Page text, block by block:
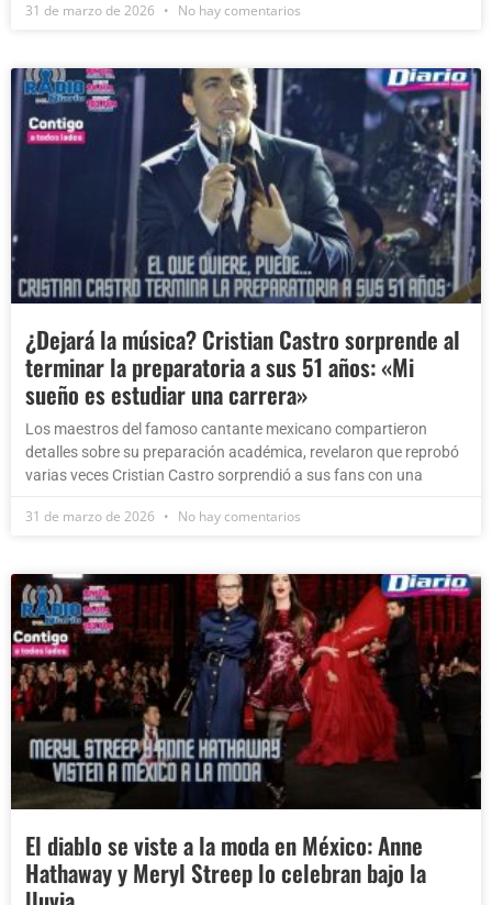
31 de marzo de 2026 No hay comentarios
¿Dejará la música? Cristian Castro sorprende al
terminar la preparatoria a sus 51 años: «Mi
sueño es estudiar una carrera»
Los maestros del famoso cantante mexicano compartieron
detalles sobre su preparación académica, revelaron que reprobó
varias veces Cristian Castro sorprendió a sus fans con una
31 de marzo de 2026 No hay comentarios
El diablo se viste a la moda en México: Anne
Hathaway y Meryl Streep lo celebran bajo la